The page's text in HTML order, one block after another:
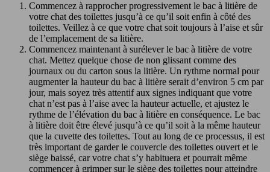
Commencez à rapprocher progressivement le bac à litière de
votre chat des toilettes jusqu’à ce qu’il soit enfin à côté des
toilettes. Veillez à ce que votre chat soit toujours à l’aise et sûr
de l’emplacement de sa litière.
Commencez maintenant à surélever le bac à litière de votre
chat. Mettez quelque chose de non glissant comme des
journaux ou du carton sous la litière. Un rythme normal pour
augmenter la hauteur du bac à litière serait d’environ 5 cm par
jour, mais soyez très attentif aux signes indiquant que votre
chat n’est pas à l’aise avec la hauteur actuelle, et ajustez le
rythme de l’élévation du bac à litière en conséquence. Le bac
à litière doit être élevé jusqu’à ce qu’il soit à la même hauteur
que la cuvette des toilettes. Tout au long de ce processus, il est
très important de garder le couvercle des toilettes ouvert et le
siège baissé, car votre chat s’y habituera et pourrait même
commencer à grimper sur le siège des toilettes pour atteindre